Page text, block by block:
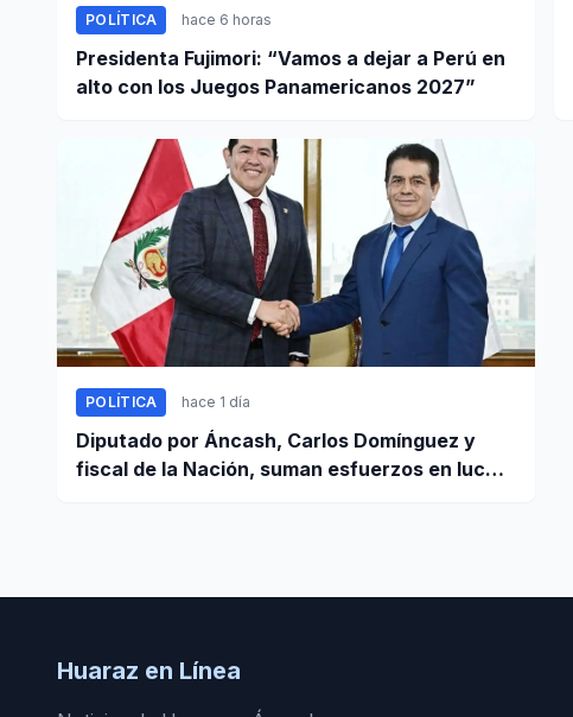
POLÍTICA hace 6 horas
Presidenta Fujimori: “Vamos a dejar a Perú en
alto con los Juegos Panamericanos 2027”
POLÍTICA hace 1 día
Diputado por Áncash, Carlos Domínguez y
fiscal de la Nación, suman esfuerzos en lucha
Huaraz en Línea